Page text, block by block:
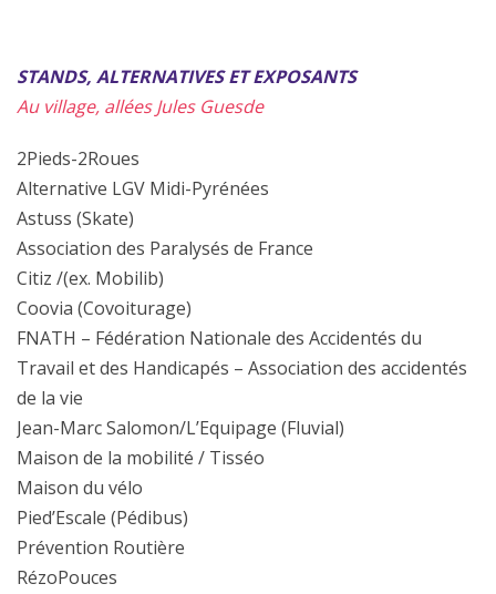
STANDS, ALTERNATIVES ET EXPOSANTS
Au village, allées Jules Guesde
2Pieds-2Roues
Alternative LGV Midi-Pyrénées
Astuss (Skate)
Association des Paralysés de France
Citiz /(ex. Mobilib)
Coovia (Covoiturage)
FNATH – Fédération Nationale des Accidentés du
Travail et des Handicapés – Association des accidentés
de la vie
Jean-Marc Salomon/L’Equipage (Fluvial)
Maison de la mobilité / Tisséo
Maison du vélo
Pied’Escale (Pédibus)
Prévention Routière
RézoPouces